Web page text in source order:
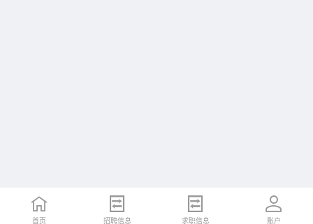
首页 招聘信息 求职信息 账户